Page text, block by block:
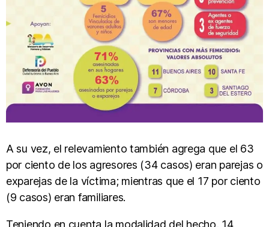
A su vez, el relevamiento también agrega que el 63
por ciento de los agresores (34 casos) eran parejas o
exparejas de la víctima; mientras que el 17 por ciento
(9 casos) eran familiares.
Teniendo en cuenta la modalidad del hecho, 14